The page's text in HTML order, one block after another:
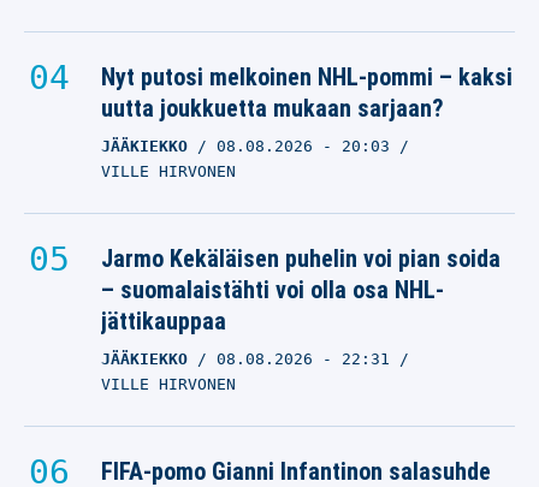
Nyt putosi melkoinen NHL-pommi – kaksi
uutta joukkuetta mukaan sarjaan?
JÄÄKIEKKO 08.08.2026 - 20:03
VILLE HIRVONEN
Jarmo Kekäläisen puhelin voi pian soida
– suomalaistähti voi olla osa NHL-
jättikauppaa
JÄÄKIEKKO 08.08.2026 - 22:31
VILLE HIRVONEN
FIFA-pomo Gianni Infantinon salasuhde